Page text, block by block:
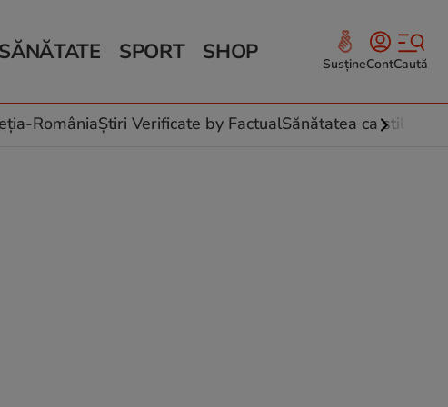
SĂNĂTATE
culinare
SPORT SHOP SusțineContCaută
RomâniaȘtiri Verificate by FactualSănătatea ca stil de